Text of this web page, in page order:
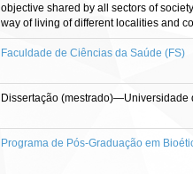
objective shared by all sectors of
way of living of different localities and
Faculdade de Ciências da Saúde (FS)
Dissertação (mestrado)—Universidade
Programa de Pós-Graduação em